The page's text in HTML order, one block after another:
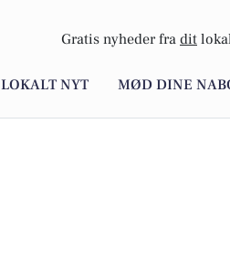
Gratis nyheder fra dit
LOKALT NYT MØD DINE